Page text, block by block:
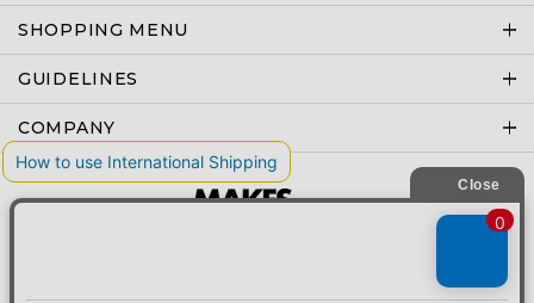
SHOPPING MENU
GUIDELINES
COMPANY